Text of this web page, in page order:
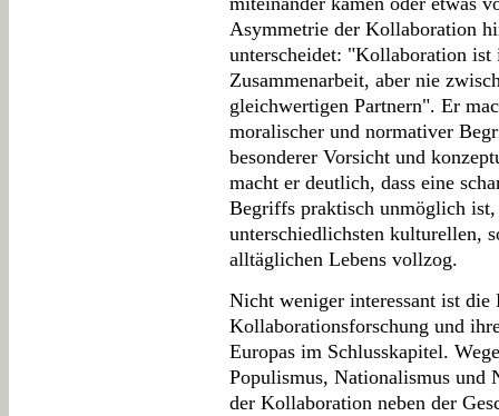
Asymmetrie der Kollaboration
unterscheidet: "Kollaboration ist
Zusammenarbeit, aber nie
gleichwertigen Partnern". Er
moralischer und normativer
besonderer Vorsicht und
macht er deutlich, dass eine
Begriffs praktisch unmöglich
unterschiedlichsten kulturellen,
alltäglichen Lebens vollzog.
Nicht weniger interessant ist die
Kollaborationsforschung und
Europas im Schlusskapitel.
Populismus, Nationalismus und
der Kollaboration neben der